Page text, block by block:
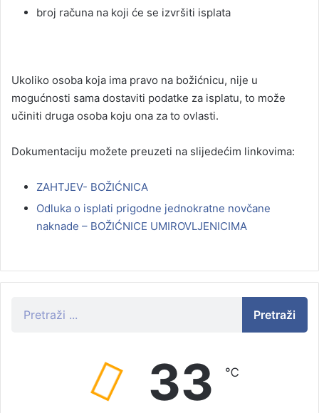
broj računa na koji će se izvršiti isplata
Ukoliko osoba koja ima pravo na božićnicu, nije u
mogućnosti sama dostaviti podatke za isplatu, to može
učiniti druga osoba koju ona za to ovlasti.
Dokumentaciju možete preuzeti na slijedećim linkovima:
ZAHTJEV- BOŽIĆNICA
Odluka o isplati prigodne jednokratne novčane
naknade – BOŽIĆNICE UMIROVLJENICIMA
Pretraži
33 ℃